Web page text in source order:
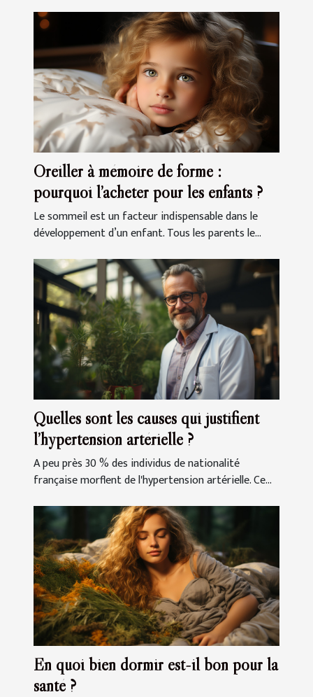
Oreiller à mémoire de forme :
pourquoi l’acheter pour les enfants ?
Le sommeil est un facteur indispensable dans le
développement d’un enfant. Tous les parents le...
Quelles sont les causes qui justifient
l’hypertension artérielle ?
A peu près 30 % des individus de nationalité
française morflent de l'hypertension artérielle. Ce...
En quoi bien dormir est-il bon pour la
santé ?